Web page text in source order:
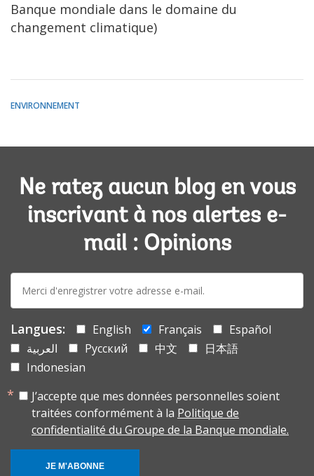
Banque mondiale dans le domaine du
changement climatique)
ENVIRONNEMENT
Ne ratez aucun blog en vous
inscrivant à nos alertes e-
mail : Opinions
mail:
Langues: English Français
Español
العربية
Русский 中文
日本語
Indonesian
J’accepte que mes données personnelles soient
traitées conformément à la Politique de
confidentialité du Groupe de la Banque mondiale.
JE M'ABONNE